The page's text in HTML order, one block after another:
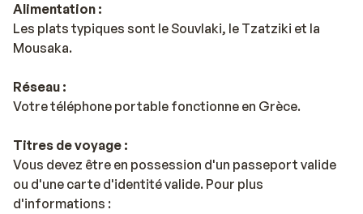
Alimentation :
Les plats typiques sont le Souvlaki, le Tzatziki et la
Mousaka.
Réseau :
Votre téléphone portable fonctionne en Grèce.
Titres de voyage :
Vous devez être en possession d'un passeport valide
ou d'une carte d'identité valide. Pour plus
d'informations :